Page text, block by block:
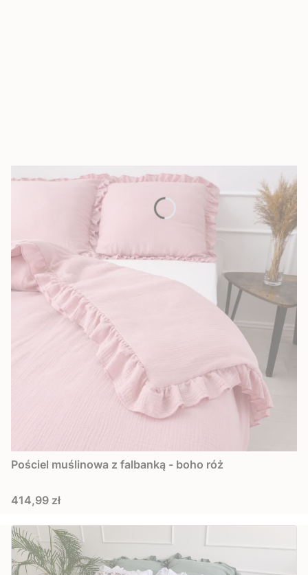
Pościel muślinowa z falbanką - boho róż
Cena
414,99 zł